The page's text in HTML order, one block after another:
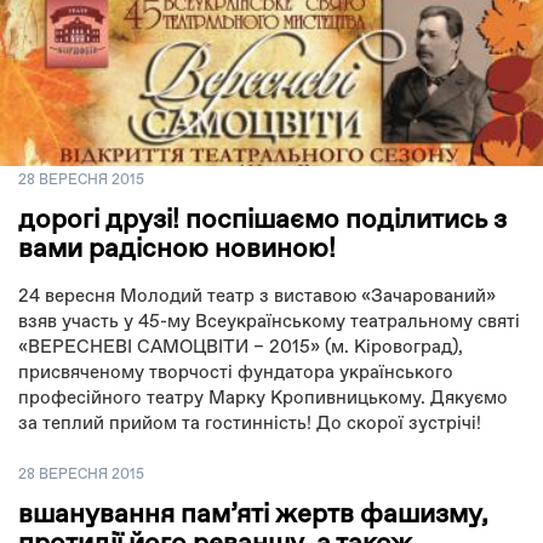
28 ВЕРЕСНЯ 2015
дорогі друзі! поспішаємо поділитись з
вами радісною новиною!
24 вересня Молодий театр з виставою «Зачарований»
взяв участь у 45-му Всеукраїнському театральному святі
«ВЕРЕСНЕВІ САМОЦВІТИ – 2015» (м. Кіровоград),
присвяченому творчості фундатора українського
професійного театру Марку Кропивницькому. Дякуємо
за теплий прийом та гостинність! До скорої зустрічі!
28 ВЕРЕСНЯ 2015
вшанування пам’яті жертв фашизму,